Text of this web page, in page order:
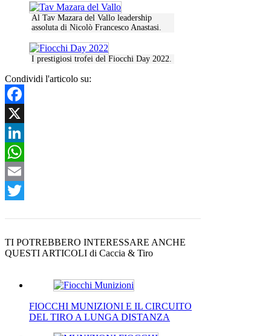
Al Tav Mazara del Vallo leadership
assoluta di Nicolò Francesco Anastasi.
I prestigiosi trofei del Fiocchi Day 2022.
Condividi l'articolo su:
Facebook
X
LinkedIn
WhatsApp
Email
TI POTREBBERO INTERESSARE ANCHE
QUESTI ARTICOLI di Caccia & Tiro
FIOCCHI MUNIZIONI E IL CIRCUITO
DEL TIRO A LUNGA DISTANZA